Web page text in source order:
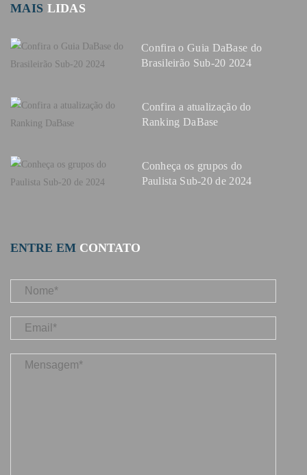
MAIS LIDAS
Confira o Guia DaBase do
Brasileirão Sub-20 2024
Confira a atualização do
Ranking DaBase
Conheça os grupos do
Paulista Sub-20 de 2024
ENTRE EM CONTATO